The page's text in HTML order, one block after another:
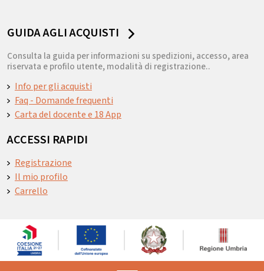
GUIDA AGLI ACQUISTI
Consulta la guida per informazioni su spedizioni, accesso, area
riservata e profilo utente, modalità di registrazione..
Info per gli acquisti
Faq - Domande frequenti
Carta del docente e 18 App
ACCESSI RAPIDI
Registrazione
Il mio profilo
Carrello